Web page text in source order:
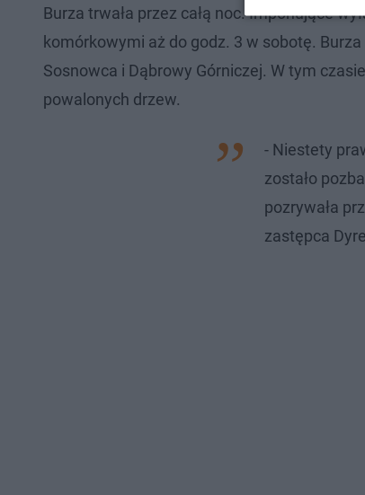
Burza trwała przez całą noc. Imponujące
komórkowymi aż do godz. 3 w sobotę.
Sosnowca i Dąbrowy Górniczej. W tym
powalonych drzew.
- Niestety
zostało
pozrywała
zastępca